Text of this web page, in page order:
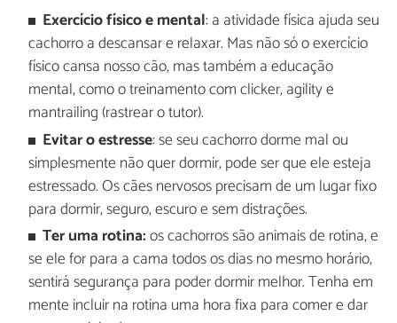
Exercício físico e mental: a atividade física ajuda seu
cachorro a descansar e relaxar. Mas não só o exercício
físico cansa nosso cão, mas também a educação
mental, como o treinamento com clicker, agility e
mantrailing (rastrear o tutor).
Evitar o estresse: se seu cachorro dorme mal ou
simplesmente não quer dormir, pode ser que ele esteja
estressado. Os cães nervosos precisam de um lugar fixo
para dormir, seguro, escuro e sem distrações.
Ter uma rotina:os cachorros são animais de rotina, e
se ele for para a cama todos os dias no mesmo horário,
sentirá segurança para poder dormir melhor. Tenha em
mente incluir na rotina uma hora fixa para comer e dar